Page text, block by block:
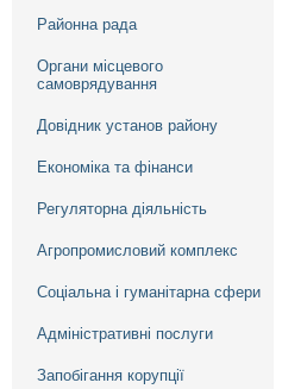
Районна рада
Органи місцевого
самоврядування
Довідник установ району
Економіка та фінанси
Регуляторна діяльність
Агропромисловий комплекс
Соціальна і гуманітарна сфери
Адміністративні послуги
Запобігання корупції